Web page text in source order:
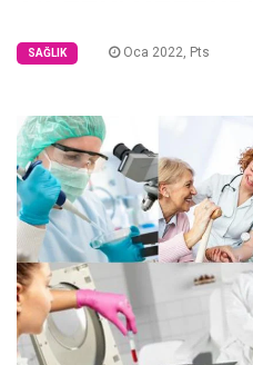
SAĞLIK Oca 2022, Pts